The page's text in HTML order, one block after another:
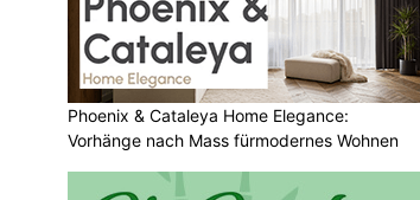
Phoenix & Cataleya Home Elegance:
Vorhänge nach Mass fürmodernes Wohnen